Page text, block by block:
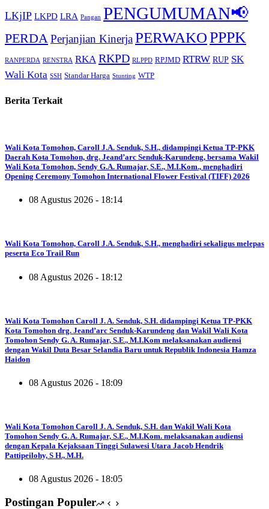
LKjIP LKPD LRA Pangan PENGUMUMAN📢
PERDAPerjanjian KinerjaPERWAKOPPPK
RANPERDA RENSTRA RKA RKPD RLPPD RPJMD RTRW RUP SK
Wali Kota SSH Standar Harga Stunting WTP
Berita Terkait
Wali Kota Tomohon, Caroll J.A. Senduk, S.H., didampingi Ketua TP-PKK
Daerah Kota Tomohon, drg. Jeand’arc Senduk-Karundeng, bersama Wakil
Wali Kota Tomohon, Sendy G.A. Rumajar, S.E., M.I.Kom., menghadiri
Opening Ceremony Tomohon International Flower Festival (TIFF) 2026
08 Agustus 2026 - 18:14
Wali Kota Tomohon, Caroll J.A. Senduk, S.H., menghadiri sekaligus melepas
peserta Eco Trail Run
08 Agustus 2026 - 18:12
Wali Kota Tomohon Caroll J. A. Senduk, S.H. didampingi Ketua TP-PKK
Kota Tomohon drg. Jeand’arc Senduk-Karundeng dan Wakil Wali Kota
Tomohon Sendy G. A. Rumajar, S.E., M.I.Kom melaksanakan audiensi
dengan Wakil Duta Besar Selandia Baru untuk Republik Indonesia Hamza
Haidon
08 Agustus 2026 - 18:09
Wali Kota Tomohon Caroll J. A. Senduk, S.H. dan Wakil Wali Kota
Tomohon Sendy G. A. Rumajar, S.E., M.I.Kom. melaksanakan audiensi
dengan Kepala Kejaksaan Tinggi Sulawesi Utara Jacob Hendrik
Pattipeilohy, S H., M.H.
08 Agustus 2026 - 18:05
Postingan Populer